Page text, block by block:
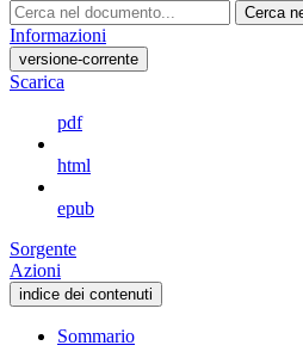
Cerca
Informazioni
versione-corrente
Scarica
pdf
html
epub
Sorgente
Azioni
indice dei contenuti
Sommario